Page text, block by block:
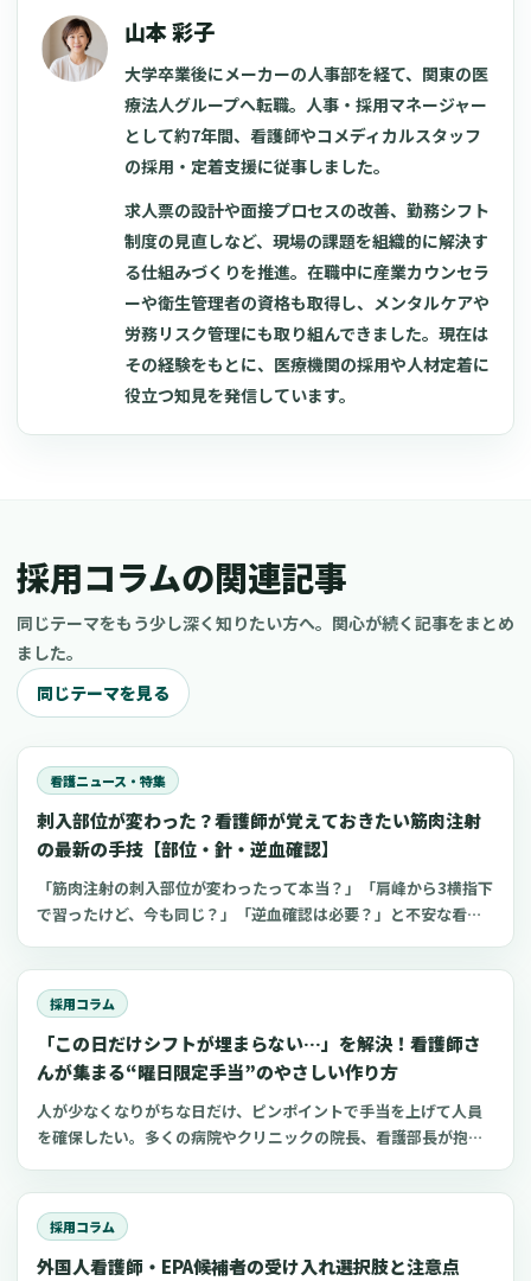
山本 彩子
大学卒業後にメーカーの人事部を経て、関東の医
療法人グループへ転職。人事・採用マネージャー
として約7年間、看護師やコメディカルスタッフ
の採用・定着支援に従事しました。
求人票の設計や面接プロセスの改善、勤務シフト
制度の見直しなど、現場の課題を組織的に解決す
る仕組みづくりを推進。在職中に産業カウンセラ
ーや衛生管理者の資格も取得し、メンタルケアや
労務リスク管理にも取り組んできました。現在は
その経験をもとに、医療機関の採用や人材定着に
役立つ知見を発信しています。
採用コラムの関連記事
同じテーマをもう少し深く知りたい方へ。関心が続く記事をまとめ
ました。
同じテーマを見る
看護ニュース・特集
刺入部位が変わった？看護師が覚えておきたい筋肉注射
の最新の手技【部位・針・逆血確認】
「筋肉注射の刺入部位が変わったって本当？」「肩峰から3横指下
で習ったけど、今も同じ？」「逆血確認は必要？」と不安な看護
び方、針のゲージと長さ、皮下注射との違い、神経損傷やSIRVA
を避けるポイント、ワクチン接種時の手順までわかりやすく解説
します。
採用コラム
「この日だけシフトが埋まらない…」を解決！看護師さ
んが集まる“曜日限定手当”のやさしい作り方
人が少なくなりがちな日だけ、ピンポイントで手当を上げて人員
を確保したい。多くの病院やクリニックの院長、看護部長が抱え
的な方法として「ダイナミック手当（変動手当）」という考え方
があります。この記事では、日本の医療機関の現実に合わせて、
連休前、年末年始、日曜祝日、感染症の流行期など、本当に人手
が必要な日だけ手当を上乗せする制度の設計方法と、現場が混乱
採用コラム
外国人看護師・EPA候補者の受け入れ選択肢と注意点